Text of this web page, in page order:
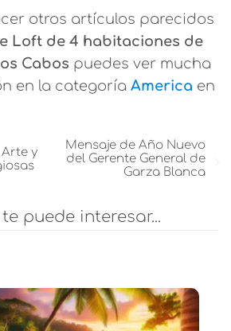
otros artículos parecidos
Loft de 4 habitaciones de
Cabos puedes ver mucha
en la categoría America en
y
Mensaje de Año Nuevo
del Gerente General de
Garza Blanca
puede interesar...